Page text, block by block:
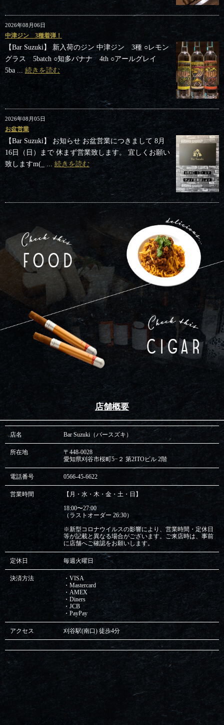
2026年08月06日
中津ジン 3種着弾！
【Bar Suzuki】 新入荷のジン 中津ジン 3種 ○レモン
グラス 5batch ○知多バナナ 4th ○アールグレイ
5ba ... 続きを読む
2026年08月05日
お盆営業
【Bar Suzuki】 お知らせ お盆営業につきまして 8月
16日（日）まで 休まず営業致します。 宜しくお願い
致しますm(_ ... 続きを読む
店舗概要
店名 Bar Suzuki（バースズキ）
所在地
〒448-0028
愛知県刈谷市桜町5−２ 第2ITOビル 2階
電話番号 0566-45-6622
営業時間
【月・水・木・金・土・日】
18:00〜27:00
（ラストオーダー 26:30）
※新型コロナウイルスの影響により、営業時間・定休日
等が記載と異なる場合がございます。ご来店時は、事前
に店舗へご確認をお願いします。
定休日 毎週火曜日
決済方法
・VISA
・Mastercard
・AMEX
・Diners
・JCB
・PayPay
アクセス 刈谷駅(南口) 徒歩4分